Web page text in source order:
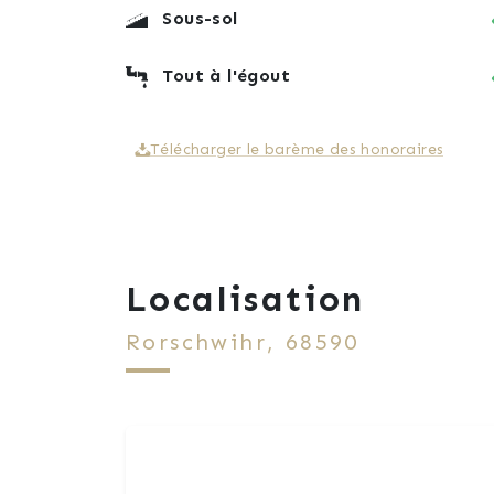
Sous-sol
Tout à l'égout
Télécharger le barème des honoraires
Localisation
Rorschwihr, 68590